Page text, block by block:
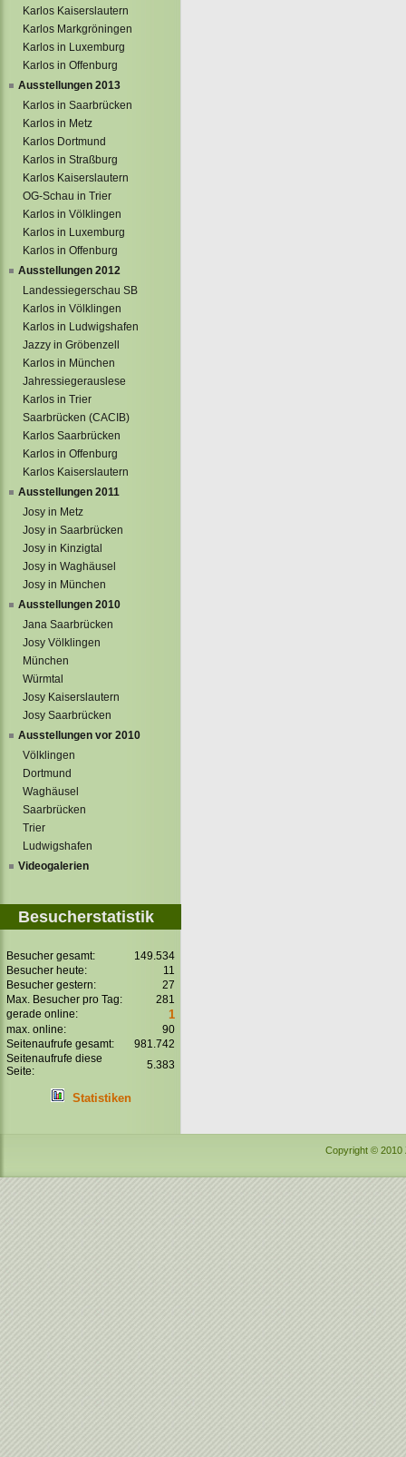
Karlos Kaiserslautern
Karlos Markgröningen
Karlos in Luxemburg
Karlos in Offenburg
Ausstellungen 2013
Karlos in Saarbrücken
Karlos in Metz
Karlos Dortmund
Karlos in Straßburg
Karlos Kaiserslautern
OG-Schau in Trier
Karlos in Völklingen
Karlos in Luxemburg
Karlos in Offenburg
Ausstellungen 2012
Landessiegerschau SB
Karlos in Völklingen
Karlos in Ludwigshafen
Jazzy in Gröbenzell
Karlos in München
Jahressiegerauslese
Karlos in Trier
Saarbrücken (CACIB)
Karlos Saarbrücken
Karlos in Offenburg
Karlos Kaiserslautern
Ausstellungen 2011
Josy in Metz
Josy in Saarbrücken
Josy in Kinzigtal
Josy in Waghäusel
Josy in München
Ausstellungen 2010
Jana Saarbrücken
Josy Völklingen
München
Würmtal
Josy Kaiserslautern
Josy Saarbrücken
Ausstellungen vor 2010
Völklingen
Dortmund
Waghäusel
Saarbrücken
Trier
Ludwigshafen
Videogalerien
Besucherstatistik
Besucher gesamt:
149.534
Besucher heute:
11
Besucher gestern:
27
Max. Besucher pro Tag:
281
gerade online:
1
max. online:
90
Seitenaufrufe gesamt:
981.742
Seitenaufrufe diese
Seite:
5.383
Statistiken
Copyright © 2010